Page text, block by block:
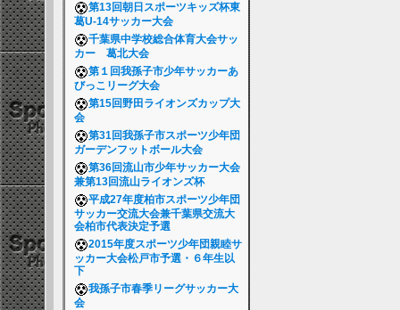
第13回朝日スポーツキッズ杯東
葛U-14サッカー大会
千葉県中学校総合体育大会サッ
カー 葛北大会
第１回我孫子市少年サッカーあ
びっこリーグ大会
第15回野田ライオンズカップ大
会
第31回我孫子市スポーツ少年団
ガーデンフットボール大会
第36回流山市少年サッカー大会
兼第13回流山ライオンズ杯
平成27年度柏市スポーツ少年団
サッカー交流大会兼千葉県交流大
会柏市代表決定予選
2015年度スポーツ少年団親睦サ
ッカー大会松戸市予選・６年生以
下
我孫子市春季リーグサッカー大
会